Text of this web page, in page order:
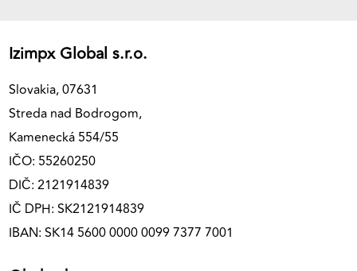
Izimpx Global s.r.o.
Slovakia, 07631
Streda nad Bodrogom,
Kamenecká 554/55
IČO: 55260250
DIČ: 2121914839
IČ DPH: SK2121914839
IBAN: SK14 5600 0000 0099 7377 7001